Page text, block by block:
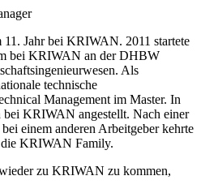
Jahr bei KRIWAN. 2011 startete
bei KRIWAN an der DHBW
Als
technische
Management im Master. In
bei KRIWAN angestellt. Nach einer
einem anderen Arbeitgeber kehrte
KRIWAN Family.
zu KRIWAN zu kommen,